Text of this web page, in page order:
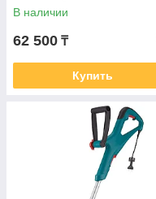
В наличии
62 500 ₸
Купить